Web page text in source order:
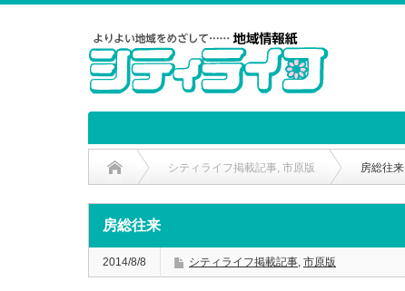
シティライフ掲載記事, 市原版 房総往来
房総往来
2014/8/8 シティライフ掲載記事, 市原版